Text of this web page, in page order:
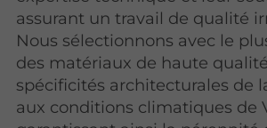
assurant un travail de qualité
Nous sélectionnons avec le
des matériaux de haute
spécificités architecturales de
aux conditions climatiques de